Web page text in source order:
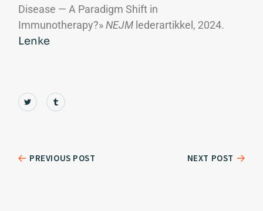
Disease — A Paradigm Shift in
Immunotherapy?»NEJM lederartikkel, 2024.
Lenke
PREVIOUS POST NEXT POST